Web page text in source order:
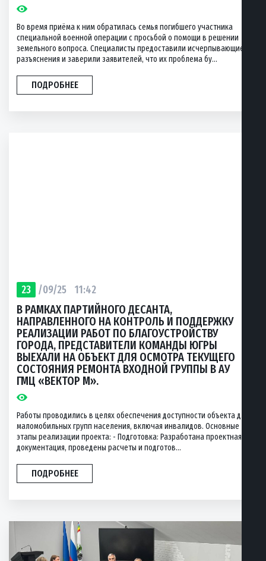
Во время приёма к ним обратилась семья погибшего участника
специальной военной операции с просьбой о помощи в решении
земельного вопроса. Специалисты предоставили исчерпывающие
разъяснения и заверили заявителей, что их проблема бу...
ПОДРОБНЕЕ
23 /09/25 11:42
В РАМКАХ ПАРТИЙНОГО ДЕСАНТА,
НАПРАВЛЕННОГО НА КОНТРОЛЬ И ПОДДЕРЖКУ
РЕАЛИЗАЦИИ РАБОТ ПО БЛАГОУСТРОЙСТВУ
ГОРОДА, ПРЕДСТАВИТЕЛИ КОМАНДЫ ЮГРЫ
ВЫЕХАЛИ НА ОБЪЕКТ ДЛЯ ОСМОТРА ТЕКУЩЕГО
СОСТОЯНИЯ РЕМОНТА ВХОДНОЙ ГРУППЫ В АУ
ГМЦ «ВЕКТОР М».
Работы проводились в целях обеспечения доступности объекта для
маломобильных групп населения, включая инвалидов. Основные
этапы реализации проекта: - Подготовка: Разработана проектная
документация, проведены расчеты и подготов...
ПОДРОБНЕЕ